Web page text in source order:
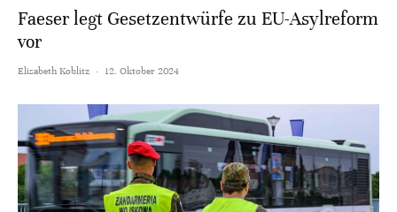
Faeser legt Gesetzentwürfe zu EU-Asylreform
vor
Elisabeth Koblitz · 12. Oktober 2024